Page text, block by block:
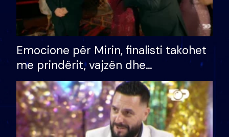
Emocione për Mirin, finalisti takohet
me prindërit, vajzën dhe
bashkëshorten: S’kemi ndonjë letër
divorci apo jo?